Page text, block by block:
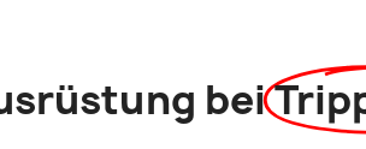
bei